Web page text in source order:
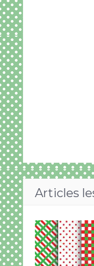
Articles